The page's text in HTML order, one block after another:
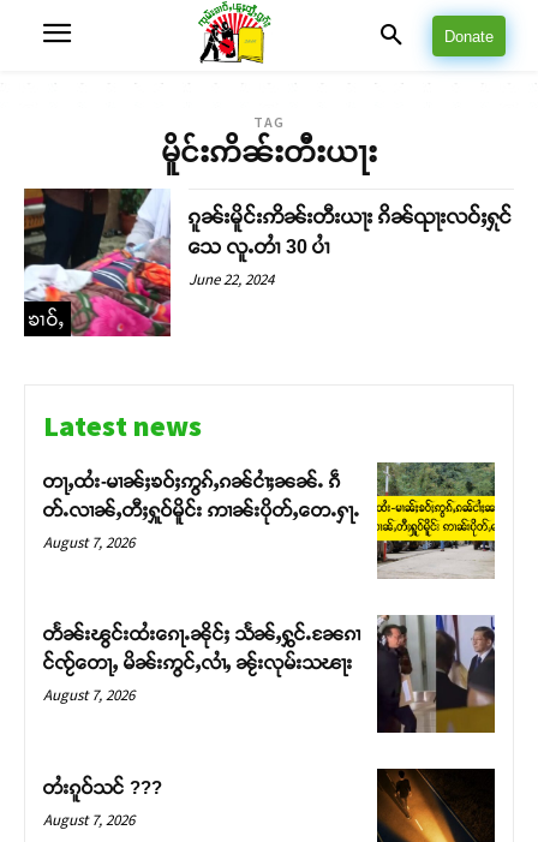
Donate
TAG
မိူင်းဢိၼ်းတီးယႃး
ၶၢဝ်ႇ
ၵူၼ်းမိူင်းဢိၼ်းတီးယႃး ၵိၼ်ၺႃးလဝ်ႈႁုင်
သေ လူႉတၢႆ 30 ပၢႆ
June 22, 2024
Latest news
တႃႇထႆး-မၢၼ်ႈၶဝ်ႈဢွၵ်ႇၵၼ်ငၢႆႈၼၼ်ႉ ၵဵ
တ်ႉလၢၼ်ႇတီႈႁူဝ်မိူင်း ဢၢၼ်းပိုတ်ႇတေႉႁႃႉ
August 7, 2026
တႅၼ်းၽွင်းထႆးၵေႃႉၼိုင်ႈ သႅၼ်ႇႁွင်ႉၼႄၵၢ
င်ၸႂ်တေႃႇ မိၼ်းဢွင်ႇလၢႆႇ ၼႂ်းလုမ်းသၽႃး
August 7, 2026
တႆးၵူဝ်သင် ???
August 7, 2026